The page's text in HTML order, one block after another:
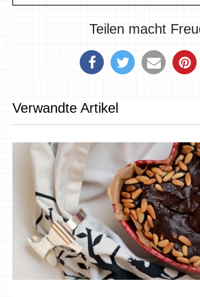
Teilen macht
Verwandte Artikel